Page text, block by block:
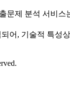
문제 분석 서비
어, 기술적 특성